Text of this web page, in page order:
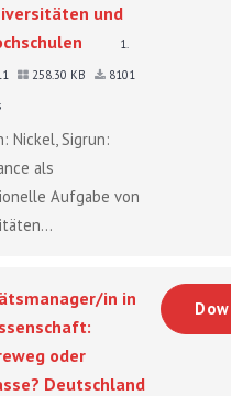
und
1.
258.30 KB
8101
Nickel, Sigrun:
als
Aufgabe von
in in
oder
Deutschland